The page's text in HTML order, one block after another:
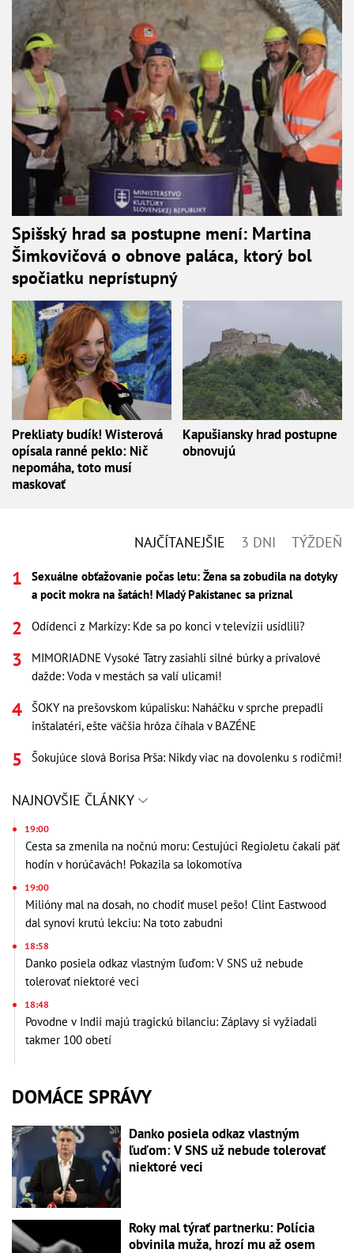
Spišský hrad sa postupne mení: Martina
Šimkovičová o obnove paláca, ktorý bol
spočiatku neprístupný
Prekliaty budík! Wisterová
opísala ranné peklo: Nič
nepomáha, toto musí
maskovať
Kapušiansky hrad postupne
obnovujú
NAJČÍTANEJŠIE 3 DNI TÝŽDEŇ
Sexuálne obťažovanie počas letu: Žena sa zobudila na dotyky
a pocit mokra na šatách! Mladý Pakistanec sa priznal
Odídenci z Markízy: Kde sa po konci v televízii usídlili?
MIMORIADNE Vysoké Tatry zasiahli silné búrky a prívalové
dažde: Voda v mestách sa valí ulicami!
ŠOKY na prešovskom kúpalisku: Naháčku v sprche prepadli
inštalatéri, ešte väčšia hrôza číhala v BAZÉNE
Šokujúce slová Borisa Prša: Nikdy viac na dovolenku s rodičmi!
NAJNOVŠIE ČLÁNKY
19:00
Cesta sa zmenila na nočnú moru: Cestujúci RegioJetu čakali päť
hodín v horúčavách! Pokazila sa lokomotíva
19:00
Milióny mal na dosah, no chodiť musel pešo! Clint Eastwood
dal synovi krutú lekciu: Na toto zabudni
18:58
Danko posiela odkaz vlastným ľuďom: V SNS už nebude
tolerovať niektoré veci
18:48
Povodne v Indii majú tragickú bilanciu: Záplavy si vyžiadali
takmer 100 obetí
DOMÁCE SPRÁVY
Danko posiela odkaz vlastným
ľuďom: V SNS už nebude tolerovať
niektoré veci
Roky mal týrať partnerku: Polícia
obvinila muža, hrozí mu až osem